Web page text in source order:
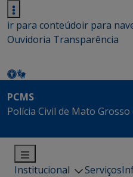
ir para conteúdoir para
Ouvidoria Transparência
PCMS
Polícia Civil de Mato Grosso
Institucional Serviços